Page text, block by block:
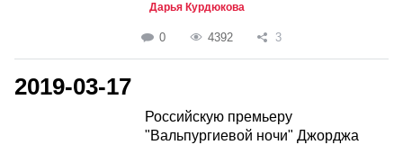
Дарья Курдюкова
0 4392 3
2019-03-17
Российскую премьеру
"Вальпургиевой ночи" Джорджа